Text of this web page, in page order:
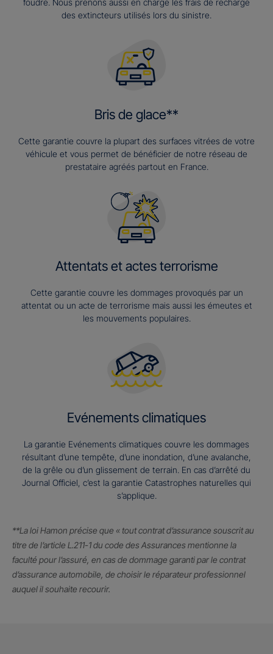
foudre. Nous prenons aussi en charge les frais de recharge
des extincteurs utilisés lors du sinistre.
Bris de glace**
Cette garantie couvre la plupart des surfaces vitrées de votre
véhicule et vous permet de bénéficier de notre réseau de
prestataire agréés partout en France.
Attentats et actes terrorisme
Cette garantie couvre les dommages provoqués par un
attentat ou un acte de terrorisme mais aussi les émeutes et
les mouvements populaires.
Evénements climatiques
La garantie Evénements climatiques couvre les dommages
résultant d’une tempête, d’une inondation, d’une avalanche,
de la grêle ou d’un glissement de terrain. En cas d’arrêté du
Journal Officiel, c’est la garantie Catastrophes naturelles qui
s’applique.
**La loi Hamon précise que « tout contrat d’assurance souscrit au
titre de l’article L.211-1 du code des Assurances mentionne la
faculté pour l’assuré, en cas de dommage garanti par le contrat
d’assurance automobile, de choisir le réparateur professionnel
auquel il souhaite recourir.